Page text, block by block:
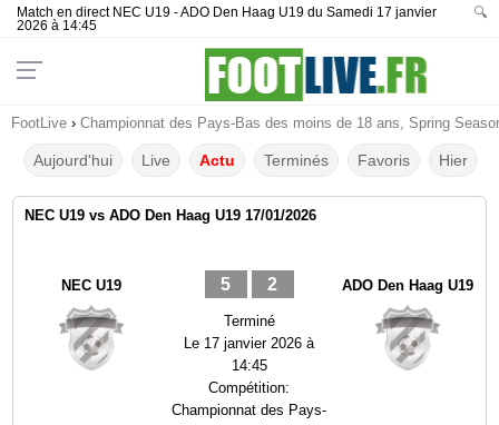
Match en direct NEC U19 - ADO Den Haag U19 du Samedi 17 janvier
2026 à 14:45
🔍
FootLive › Championnat des Pays-Bas des moins de 18 ans, Spring
Aujourd'hui Live Actu Terminés Favoris Hier
NEC U19 vs ADO Den Haag U19 17/01/2026
NEC U19 5 2
Terminé
Le 17 janvier 2026 à
14:45
Compétition:
Championnat des Pays-
ADO Den Haag U19